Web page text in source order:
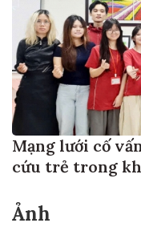
Mạng lưới cố
cứu trẻ trong
Ảnh